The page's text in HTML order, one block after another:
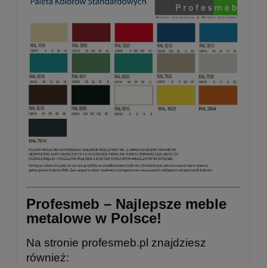
Profesmeb – Najlepsze meble
metalowe w Polsce!
Na stronie profesmeb.pl znajdziesz
również: